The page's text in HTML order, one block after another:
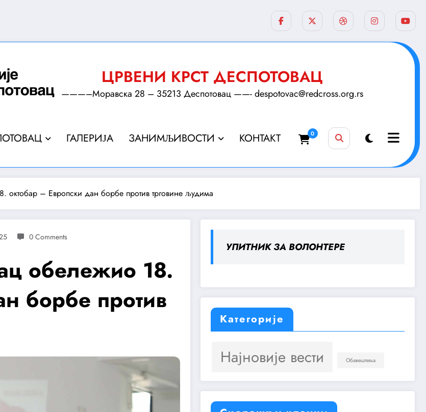
ЦРВЕНИ КРСТ ДЕСПОТОВАЦ
———–Моравска 28 – 35213 Деспотовац ——- despotovac@redcross.org.rs
ГАЛЕРИЈА ЗАНИМЉИВОСТИ КОНТАКТ 0
октобар – Европски дан борбе против трговине људима
0 Comments
обележио 18.
борбе против
УПИТНИК ЗА ВОЛОНТЕРЕ
Категорије
Најновије вести Обавештења